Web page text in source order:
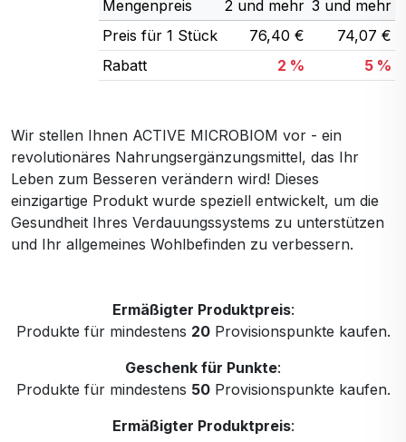
Mengenpreis 2 und mehr 3 und mehr
Preis für 1 Stück
76,40 €
74,07 €
Rabatt
2 % 5 %
Wir stellen Ihnen ACTIVE MICROBIOM vor - ein
revolutionäres Nahrungsergänzungsmittel, das Ihr
Leben zum Besseren verändern wird! Dieses
einzigartige Produkt wurde speziell entwickelt, um die
Gesundheit Ihres Verdauungssystems zu unterstützen
und Ihr allgemeines Wohlbefinden zu verbessern.
Ermäßigter Produktpreis:
Produkte für mindestens 20Provisionspunkte kaufen.
Geschenk für Punkte:
Produkte für mindestens 50Provisionspunkte kaufen.
Ermäßigter Produktpreis: